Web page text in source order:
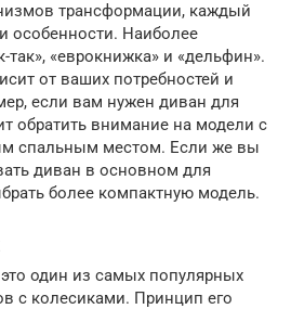
трансформации, каждый
особенности. Наиболее
так», «еврокнижка» и «дельфин».
от ваших потребностей и
если вам нужен диван для
обратить внимание на модели с
спальным местом. Если же вы
диван в основном для
более компактную модель.
один из самых популярных
с колесиками. Принцип его